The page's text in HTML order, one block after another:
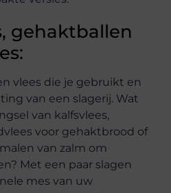
gehaktballen
vlees die je gebruikt en
van een slagerij. Wat
van kalfsvlees,
voor gehaktbrood of
van zalm om
Met een paar slagen
mes van uw